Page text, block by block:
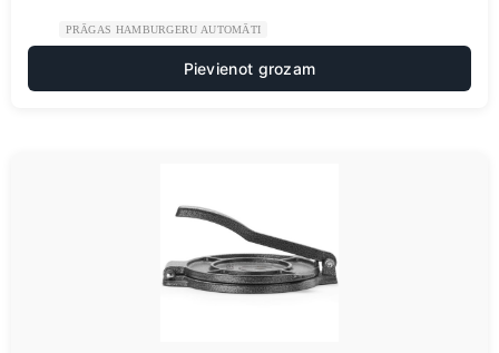
PRĀGAS HAMBURGERU AUTOMĀTI
Pievienot grozam